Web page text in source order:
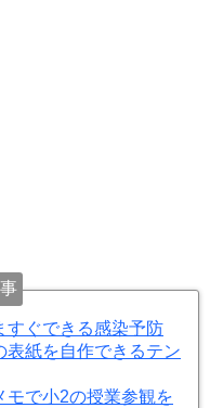
すぐできる感染予防
表紙を自作できるテン
モで小2の授業参観を